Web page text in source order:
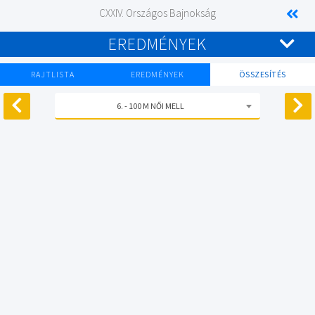
CXXIV. Országos Bajnokság
EREDMÉNYEK
RAJTLISTA EREDMÉNYEK ÖSSZESÍTÉS
6. - 100 M NŐI MELL